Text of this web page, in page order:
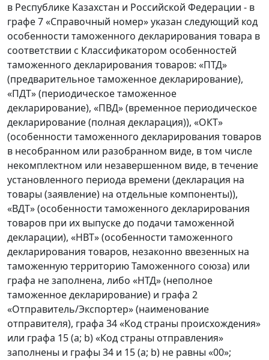
в Республике Казахстан и Российской Федерации - в
графе 7 «Справочный номер» указан следующий код
особенности таможенного декларирования товара в
соответствии с Классификатором особенностей
таможенного декларирования товаров: «ПТД»
(предварительное таможенное декларирование),
«ПДТ» (периодическое таможенное
декларирование), «ПВД» (временное периодическое
декларирование (полная декларация)), «ОКТ»
(особенности таможенного декларирования товаров
в несобранном или разобранном виде, в том числе
некомплектном или незавершенном виде, в течение
установленного периода времени (декларация на
товары (заявление) на отдельные компоненты)),
«ВДТ» (особенности таможенного декларирования
товаров при их выпуске до подачи таможенной
декларации), «НВТ» (особенности таможенного
декларирования товаров, незаконно ввезенных на
таможенную территорию Таможенного союза) или
графа не заполнена, либо «НТД» (неполное
таможенное декларирование) и графа 2
«Отправитель/Экспортер» (наименование
отправителя), графа 34 «Код страны происхождения»
или графа 15 (a; b) «Код страны отправления»
заполнены и графы 34 и 15 (a; b) не равны «00»;